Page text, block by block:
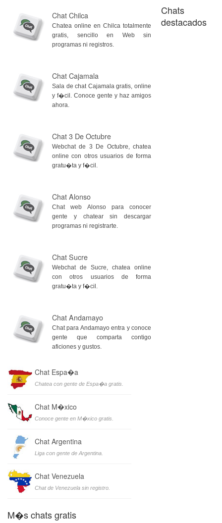
Chat Chilca
Chatea online en Chilca totalmente
gratis, sencillo en Web sin
programas ni registros.
Chat Cajamala
Sala de chat Cajamala gratis, online
y f�cil. Conoce gente y haz amigos
ahora.
Chat 3 De Octubre
Webchat de 3 De Octubre, chatea
online con otros usuarios de forma
gratu�ta y f�cil.
Chat Alonso
Chat web Alonso para conocer
gente y chatear sin descargar
programas ni registrarte.
Chat Sucre
Webchat de Sucre, chatea online
con otros usuarios de forma
gratu�ta y f�cil.
Chat Andamayo
Chat para Andamayo entra y conoce
gente que comparta contigo
aficiones y gustos.
Chats
destacados
Chat Espa�a
Chatea con gente de Espa�a gratis.
Chat M�xico
Conoce gente en M�xico gratis.
Chat Argentina
Liga con gente de Argentina.
Chat Venezuela
Chat de Venezuela sin registro.
M�s chats gratis